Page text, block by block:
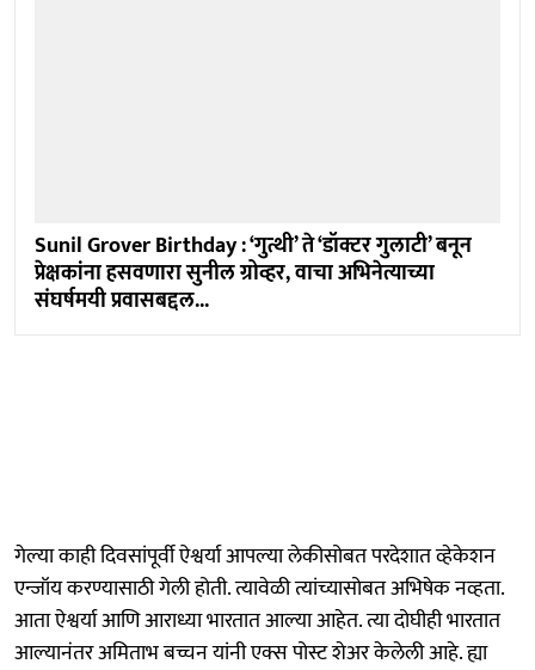
Sunil Grover Birthday : ‘गुत्थी’ ते ‘डॉक्टर गुलाटी’ बनून
प्रेक्षकांना हसवणारा सुनील ग्रोव्हर, वाचा अभिनेत्याच्या
संघर्षमयी प्रवासबद्दल...
गेल्या काही दिवसांपूर्वी ऐश्वर्या आपल्या लेकीसोबत परदेशात व्हेकेशन
एन्जॉय करण्यासाठी गेली होती. त्यावेळी त्यांच्यासोबत अभिषेक नव्हता.
आता ऐश्वर्या आणि आराध्या भारतात आल्या आहेत. त्या दोघीही भारतात
आल्यानंतर अमिताभ बच्चन यांनी एक्स पोस्ट शेअर केलेली आहे. ह्या